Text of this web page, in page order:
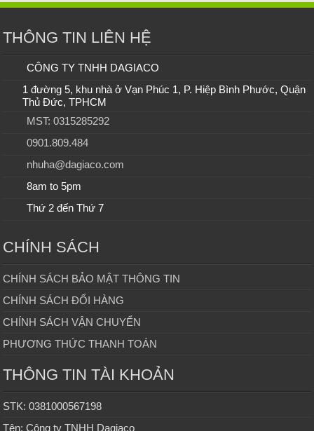
THÔNG TIN LIÊN HỆ
CÔNG TY TNHH DAGIACO
1 đường 5, khu nhà ở Vạn Phúc 1, P. Hiệp Bình Phước, Quận
Thủ Đức, TPHCM
MST: 0315285292
0901.809.484
nhuha@dagiaco.com
8am to 5pm
Thứ 2 đến Thứ 7
CHÍNH SÁCH
CHÍNH SÁCH BẢO MẬT THÔNG TIN
CHÍNH SÁCH ĐỔI HÀNG
CHÍNH SÁCH VẬN CHUYỂN
PHƯƠNG THỨC THANH TOÁN
THÔNG TIN TÀI KHOẢN
STK: 0381000567198
Tên: Công ty TNHH Dagiaco